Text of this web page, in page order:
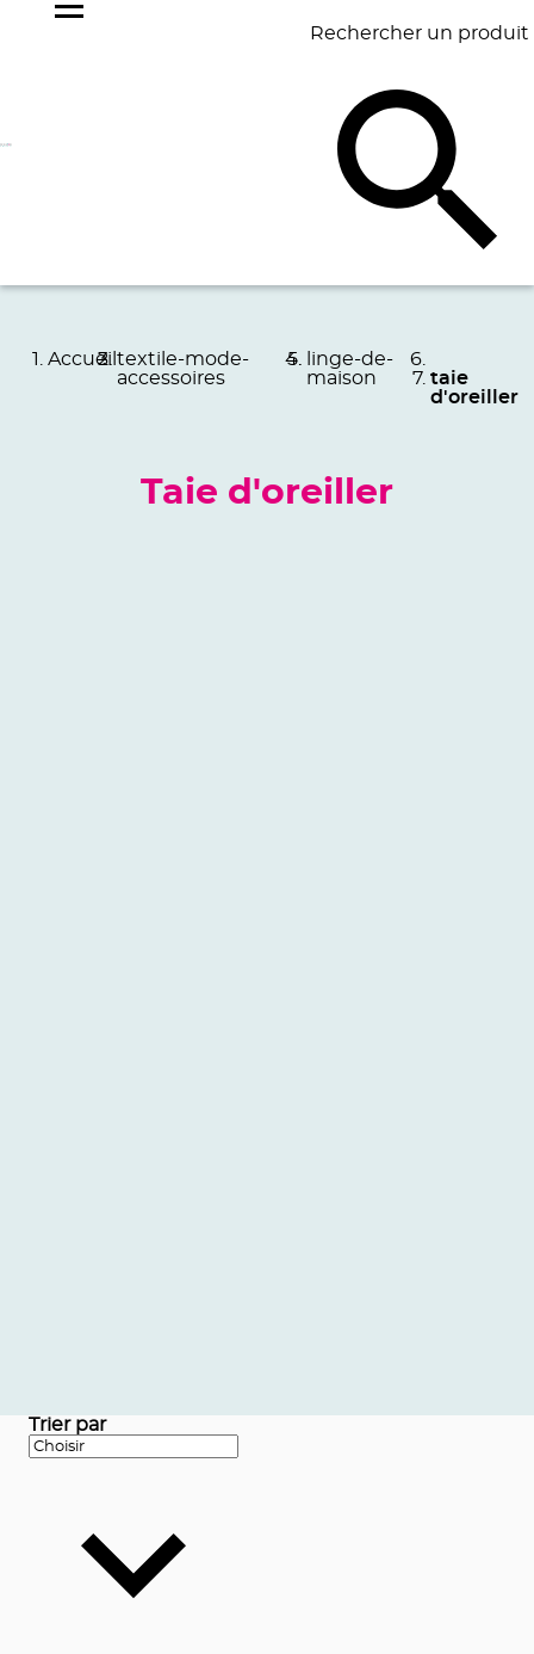
Rechercher un produit
BAGAGERIE BUREAU
Accueil textile-mode-
accessoires
linge-de-
maison
taie
d'oreiller
Taie d'oreiller
Trier par